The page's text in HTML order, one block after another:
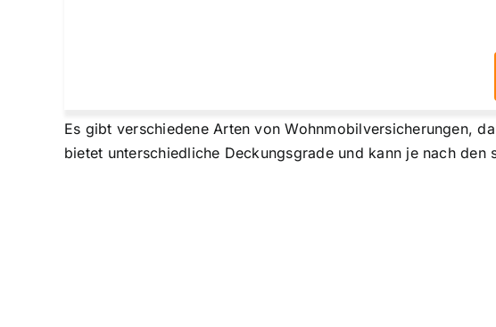
Es gibt verschiedene Arten von Wohnmobilversicherungen,
bietet unterschiedliche Deckungsgrade und kann je nach